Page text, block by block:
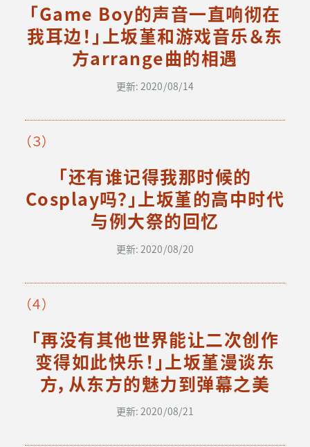
「Game Boy的声音一直响彻在
我耳边！」上坂堇和游戏音乐＆东
方arrange曲的相遇
更新: 2020/08/14
（３）
「还有谁记得我那时候的
Cosplay吗？」上坂堇的高中时代
与例大祭的回忆
更新: 2020/08/20
（４）
「再没有其他世界能让二次创作
变得如此快乐！」上坂堇漫谈东
方，从东方的魅力到弹幕之美
更新: 2020/08/21